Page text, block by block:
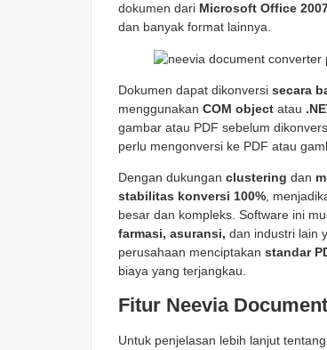
dokumen dari Microsoft Office
dan banyak format lainnya.
Dokumen dapat dikonversi secara
menggunakan COM object atau
gambar atau PDF sebelum
perlu mengonversi ke PDF atau
Dengan dukungan clustering dan
stabilitas konversi 100% ,
besar dan kompleks. Software ini
farmasi, asuransi, dan industri lain
perusahaan menciptakan standar
biaya yang terjangkau.
Fitur Neevia
Untuk penjelasan lebih lanjut